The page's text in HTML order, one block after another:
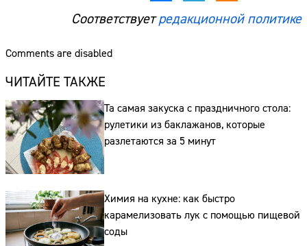
Соответствуетредакционной политике
Comments are disabled
ЧИТАЙТЕ ТАКЖЕ
Та самая закуска с праздничного стола:
рулетики из баклажанов, которые
разлетаются за 5 минут
Химия на кухне: как быстро
карамелизовать лук с помощью пищевой
соды